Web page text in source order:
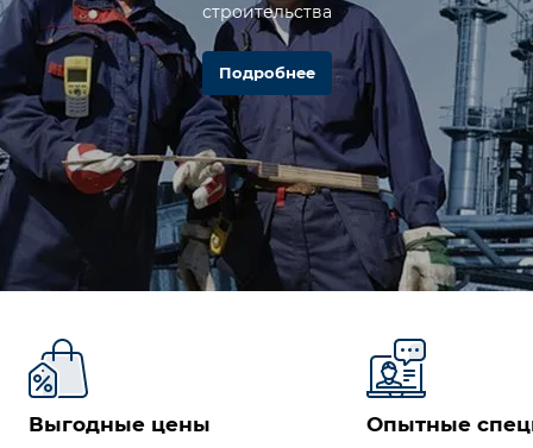
строительства
Подробнее
Выгодные цены Опытные